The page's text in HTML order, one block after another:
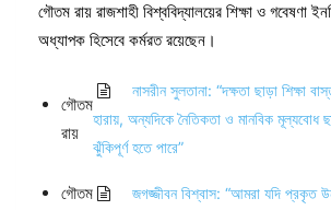
গৌতম রায় রাজশাহী বিশ্ববিদ্যালয়ের শিক্ষা ও গবেষণা
অধ্যাপক হিসেবে কর্মরত রয়েছেন।
গৌতম
রায়
নাসরীন সুলতানা: “দক্ষতা ছাড়া শিক্ষা
হারায়, অন্যদিকে নৈতিকতা ও মানবিক মূল্যবোধ
ঝুঁকিপূর্ণ হতে পারে”
গৌতম
জগজ্জীবন বিশ্বাস: “আমরা যদি প্রকৃত